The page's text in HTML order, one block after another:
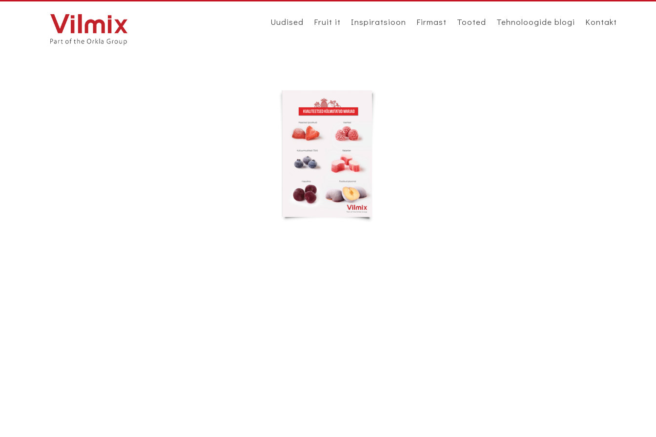
Uudised Fruit it Inspiratsioon Firmast Tooted Tehnoloogide blogi Kontakt